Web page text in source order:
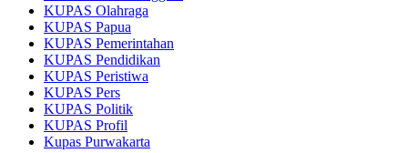
KUPAS Olahraga
KUPAS Papua
KUPAS Pemerintahan
KUPAS Pendidikan
KUPAS Peristiwa
KUPAS Pers
KUPAS Politik
KUPAS Profil
Kupas Purwakarta